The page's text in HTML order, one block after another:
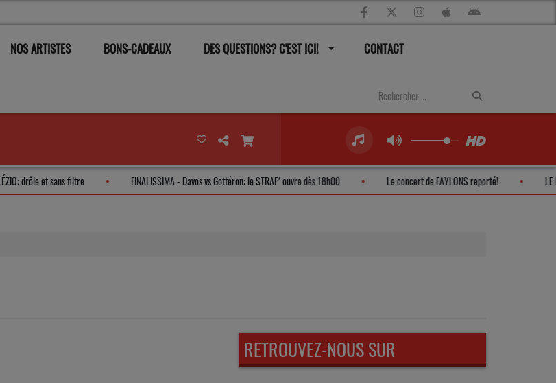
NOS ARTISTES BONS-CADEAUX DES QUESTIONS? C'EST ICI! CONTACT
CLÉZIO: drôle et sans filtre FINALISSIMA - Davos vs Gottéron: le STRAP' ouvre dès 18h00 Le concert de FAYLONS reporté!
RETROUVEZ-NOUS SUR